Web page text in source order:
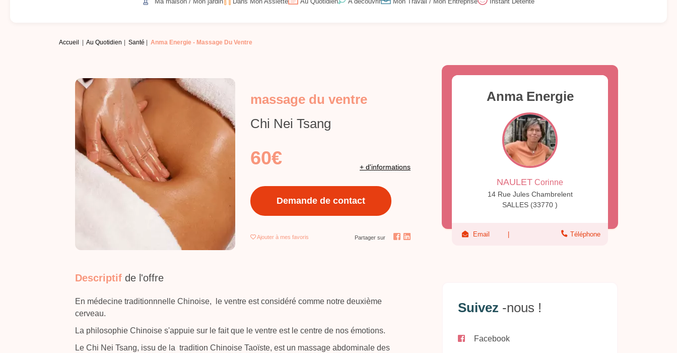
A découvrir
Accueil Au Quotidien Santé Anma Energie - Massage Du Ventre
massage du ventre
Chi Nei Tsang
60€ + d'informations
Demande de contact
Ajouter à mes favoris Partager sur
Descriptif de l'offre
En médecine traditionnnelle Chinoise, le ventre est considéré comme notre deuxième
cerveau.
La philosophie Chinoise s'appuie sur le fait que le ventre est le centre de nos émotions.
Le Chi Nei Tsang, issu de la tradition Chinoise Taoïste, est un massage abdominale des
Anma Energie
NAULET Corinne
14 Rue Jules Chambrelent
SALLES (33770 )
Email Téléphone
Suivez -nous !
Facebook